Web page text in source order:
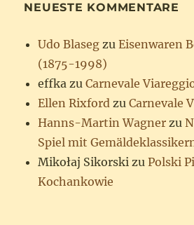
NEUESTE KOMMENTARE
Udo Blaseg zuEisenwaren
(1875-1998)
effka zuCarnevale
Ellen Rixford zuCarnevale
Hanns-Martin Wagner zu
Spiel mit
Mikołaj Sikorski zuPolski
Kochankowie